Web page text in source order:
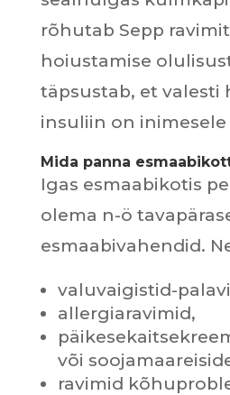
rõhutab Sepp
hoiustamise
täpsustab, et valesti
insuliin on
Mida panna
Igas esmaabikotis
olema n-ö
esmaabivahendid.
valuvaigistid-
allergiaravimid,
või
ravimid